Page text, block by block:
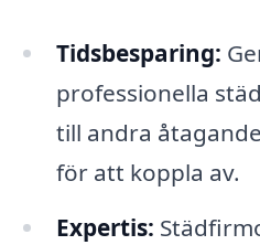
Tidsbesparing:
professionella
till andra
för att koppla av.
Expertis: